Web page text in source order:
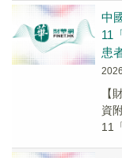
中
11
患
【
資
11